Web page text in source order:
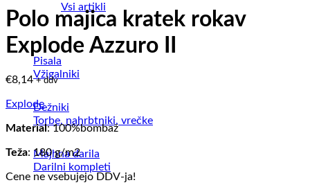
Vsi artikli
Pisala
Vžigalniki
Dežniki
Torbe, nahrbtniki, vrečke
Majhna darila
Darilni kompleti
Polo majica kratek rokav
Explode Azzuro II
€8,14 + ddv
Explode
Material: 100%bombaž
Teža: 180 g/m2
Cene ne vsebujejo DDV-ja!